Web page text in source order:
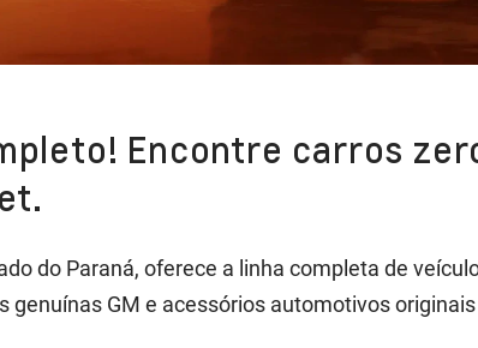
Encontre carros
do Paraná, oferece a linha completa de
genuínas GM e acessórios automotivos